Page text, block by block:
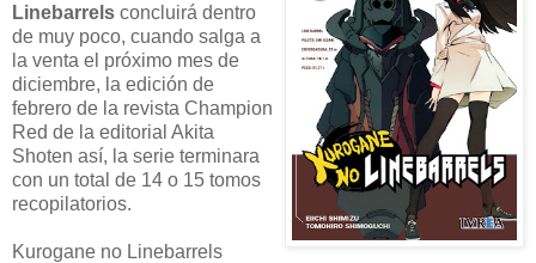
Linebarrels concluirá dentro
de muy poco, cuando salga a
la venta el próximo mes de
diciembre, la edición de
febrero de la revista Champion
Red de la editorial Akita
Shoten así, la serie terminara
con un total de 14 o 15 tomos
recopilatorios.
Kurogane no Linebarrels